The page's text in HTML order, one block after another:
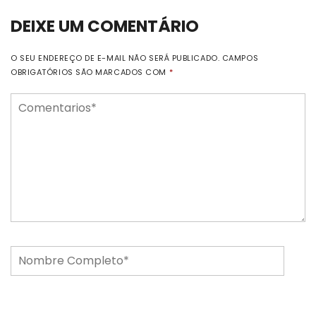
DEIXE UM COMENTÁRIO
O SEU ENDEREÇO DE E-MAIL NÃO SERÁ PUBLICADO. CAMPOS
OBRIGATÓRIOS SÃO MARCADOS COM *